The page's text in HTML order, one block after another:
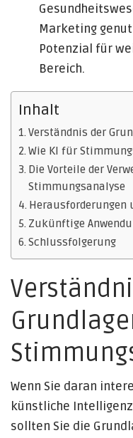
Marketing
Potenzial für
Bereich.
Inhalt
Verständnis der
Wie KI für
Die Vorteile der
Stimmungsanalyse
Herausforderungen
Zukünftige
Schlussfolgerung
Wenn Sie daran
künstliche
sollten Sie die